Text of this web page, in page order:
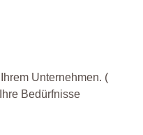
Unternehmen. (
Bedürfnisse